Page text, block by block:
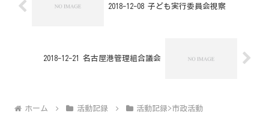
2018-12-08 子ども実行委員会視察
2018-12-21 名古屋港管理組合議会
ホーム 活動記録 活動記録>市政活動